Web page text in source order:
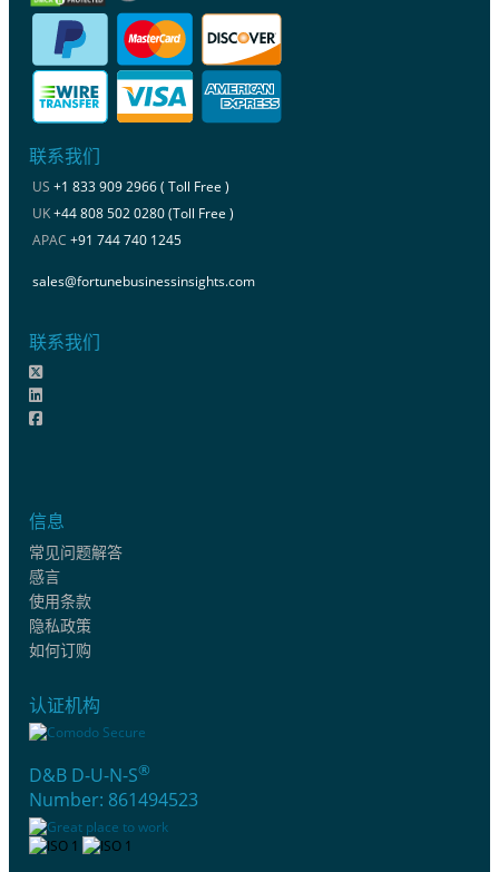
联系我们
US +1 833 909 2966 ( Toll Free )
UK+44 808 502 0280 (Toll Free )
APAC +91 744 740 1245
sales@fortunebusinessinsights.com
联系我们
信息
常见问题解答
感言
使用条款
隐私政策
如何订购
认证机构
D&B D-U-N-S®
Number: 861494523